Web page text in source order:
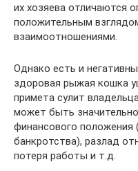
их хозяева отличаются
положительным
взаимоотношениями.
Однако есть и
здоровая рыжая кошка
примета сулит
может быть
финансового положения
банкротства), разлад
потеря работы и т.д.